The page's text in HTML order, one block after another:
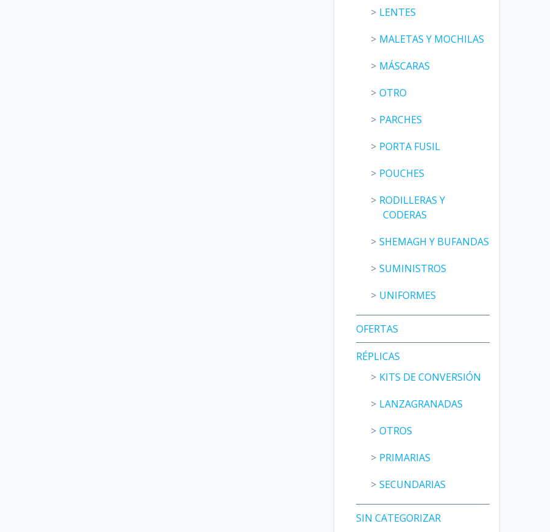
LENTES
MALETAS Y MOCHILAS
MÁSCARAS
OTRO
PARCHES
PORTA FUSIL
POUCHES
RODILLERAS Y
CODERAS
SHEMAGH Y BUFANDAS
SUMINISTROS
UNIFORMES
OFERTAS
RÉPLICAS
KITS DE CONVERSIÓN
LANZAGRANADAS
OTROS
PRIMARIAS
SECUNDARIAS
SIN CATEGORIZAR